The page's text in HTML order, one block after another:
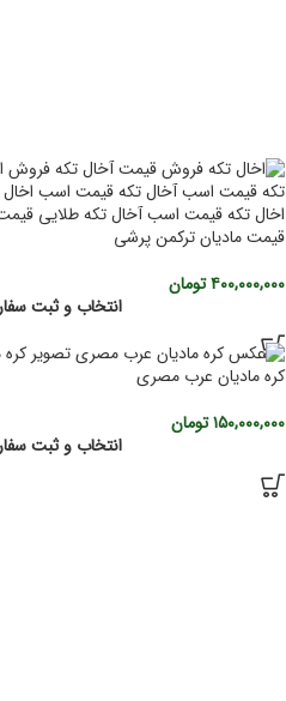
قیمت مادیان ترکمن پرشی
۴۰۰,۰۰۰,۰۰۰تومان
انتخاب و ثبت
کره مادیان عرب مصری
۱۵۰,۰۰۰,۰۰۰تومان
انتخاب و ثبت